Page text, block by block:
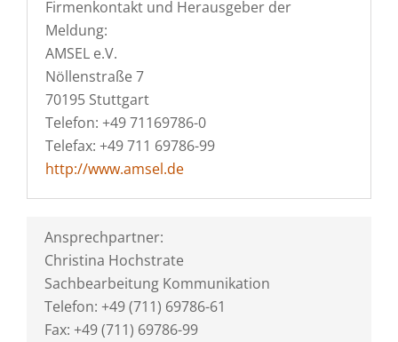
Firmenkontakt und Herausgeber der
Meldung:
AMSEL e.V.
Nöllenstraße 7
70195 Stuttgart
Telefon: +49 71169786-0
Telefax: +49 711 69786-99
http://www.amsel.de
Ansprechpartner:
Christina Hochstrate
Sachbearbeitung Kommunikation
Telefon: +49 (711) 69786-61
Fax: +49 (711) 69786-99